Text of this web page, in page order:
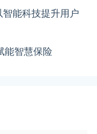
能科技提升用户
能智慧保险